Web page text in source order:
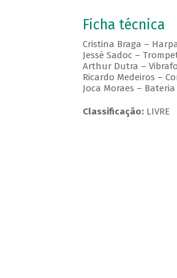
Ficha técnica
Cristina Braga –
Jessé Sadoc –
Arthur Dutra –
Ricardo Medeiros –
Joca Moraes –
Classificação:LIVRE